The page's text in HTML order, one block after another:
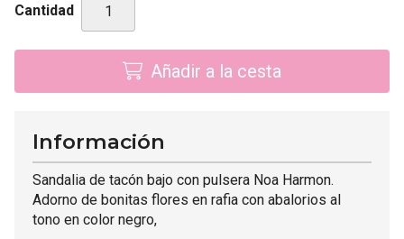
Cantidad
Añadir a la cesta
Información
Sandalia de tacón bajo con pulsera Noa Harmon.
Adorno de bonitas flores en rafia con abalorios al
tono en color negro,